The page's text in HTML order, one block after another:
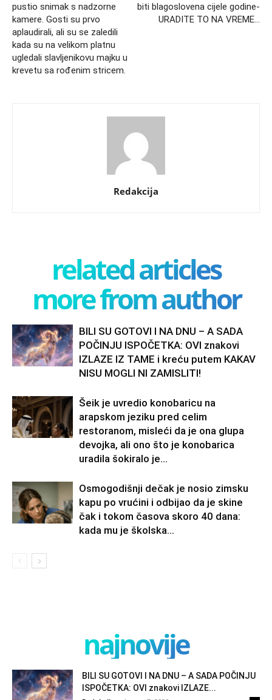
pustio snimak s nadzorne
kamere. Gosti su prvo
aplaudirali, ali su se zaledili
kada su na velikom platnu
ugledali slavljenikovu majku u
krevetu sa rođenim stricem.
biti blagoslovena cijele godine-
URADITE TO NA VREME…
Redakcija
related articles
more from author
BILI SU GOTOVI I NA DNU – A SADA
POČINJU ISPOČETKA: OVI znakovi
IZLAZE IZ TAME i kreću putem KAKAV
NISU MOGLI NI ZAMISLITI!
Šeik je uvredio konobaricu na
arapskom jeziku pred celim
restoranom, misleći da je ona glupa
devojka, ali ono što je konobarica
uradila šokiralo je...
Osmogodišnji dečak je nosio zimsku
kapu po vrućini i odbijao da je skine
čak i tokom časova skoro 40 dana:
kada mu je školska...
najnovije
BILI SU GOTOVI I NA DNU – A SADA POČINJU
ISPOČETKA: OVI znakovi IZLAZE...